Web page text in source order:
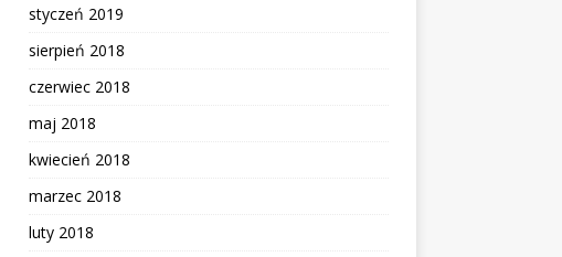
styczeń 2019
sierpień 2018
czerwiec 2018
maj 2018
kwiecień 2018
marzec 2018
luty 2018